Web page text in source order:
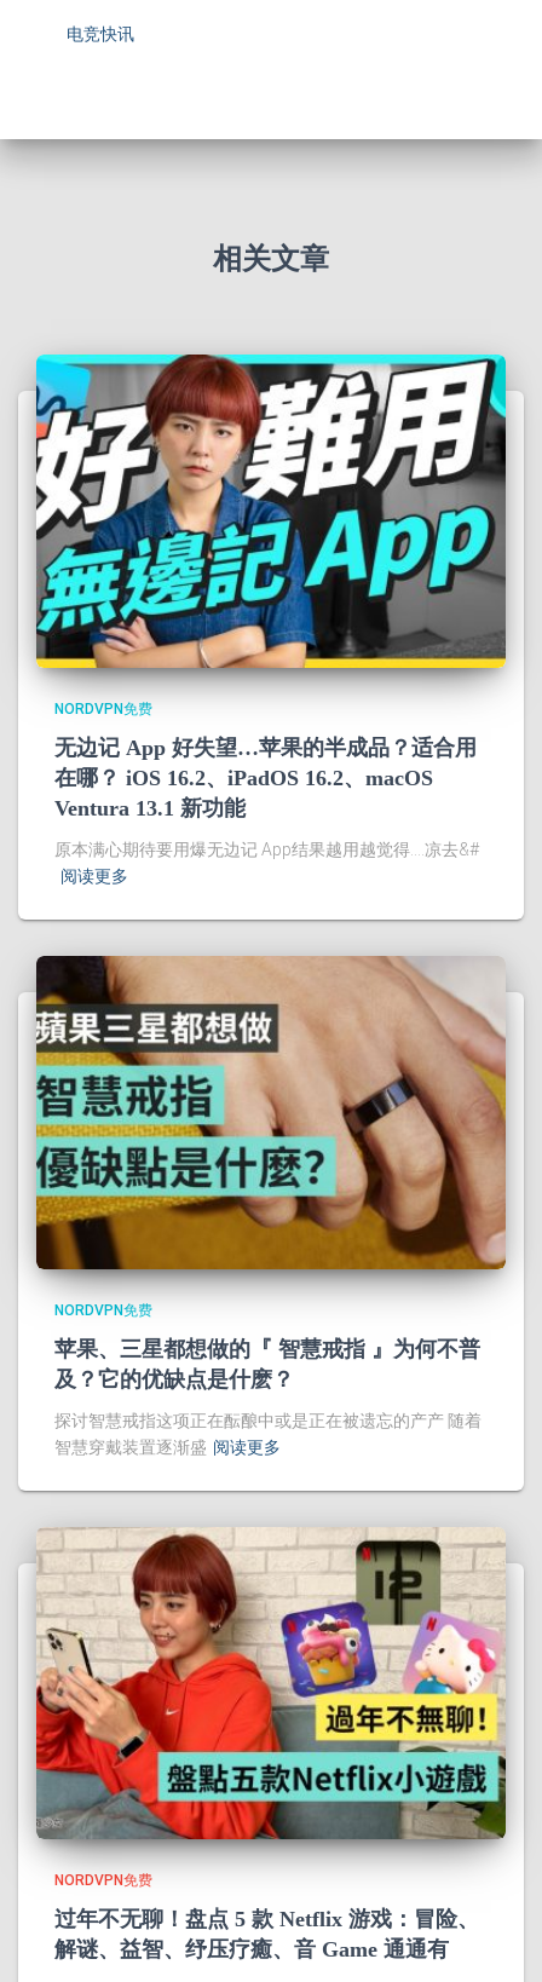
电竞快讯
相关文章
NORDVPN免费
无边记 App 好失望…苹果的半成品？适合用
在哪？ iOS 16.2、iPadOS 16.2、macOS
Ventura 13.1 新功能
原本满心期待要用爆无边记 App结果越用越觉得….凉去&#
阅读更多
NORDVPN免费
苹果、三星都想做的『 智慧戒指 』为何不普
及？它的优缺点是什麽？
探讨智慧戒指这项正在酝酿中或是正在被遗忘的产产 随着
智慧穿戴装置逐渐盛 阅读更多
NORDVPN免费
过年不无聊！盘点 5 款 Netflix 游戏：冒险、
解谜、益智、纾压疗癒、音 Game 通通有